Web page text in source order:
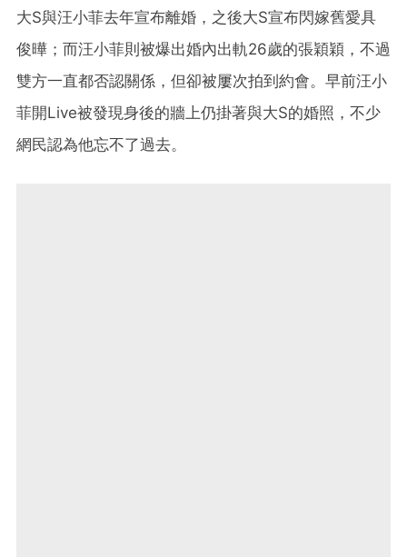
大S與汪小菲去年宣布離婚，之後大S宣布閃嫁舊愛具
俊曄；而汪小菲則被爆出婚內出軌26歲的張穎穎，不過
雙方一直都否認關係，但卻被屢次拍到約會。早前汪小
菲開Live被發現身後的牆上仍掛著與大S的婚照，不少
網民認為他忘不了過去。